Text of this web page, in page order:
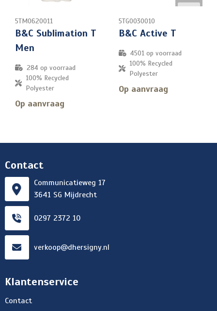
5TM0620011
B&C Sublimation T
Men
284op voorraad
100% Recycled
Polyester
Op aanvraag
5TG0030010
B&C Active T
4501 op voorraad
100% Recycled
Polyester
Op aanvraag
Contact
Communicatieweg 17
3641 SG Mijdrecht
0297 2372 10
verkoop@dhersigny.nl
Klantenservice
Contact